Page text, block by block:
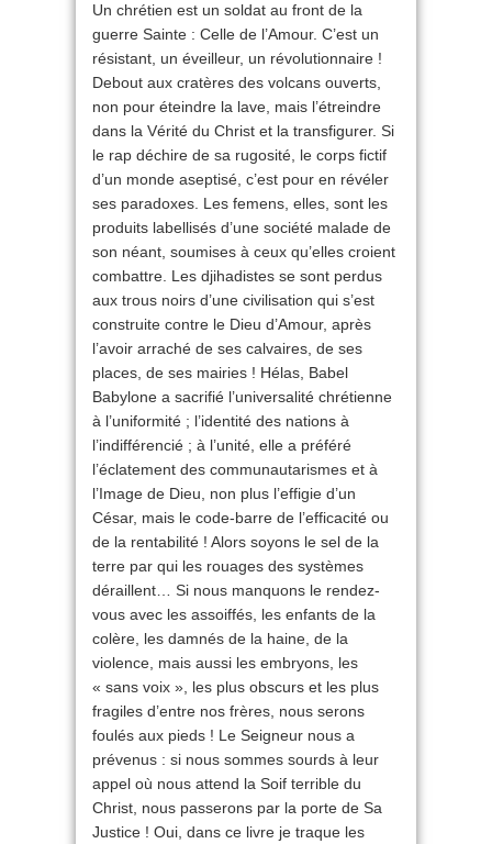
Un chrétien est un soldat au front de la
guerre Sainte : Celle de l’Amour. C’est un
résistant, un éveilleur, un révolutionnaire !
Debout aux cratères des volcans ouverts,
non pour éteindre la lave, mais l’étreindre
dans la Vérité du Christ et la transfigurer. Si
le rap déchire de sa rugosité, le corps fictif
d’un monde aseptisé, c’est pour en révéler
ses paradoxes. Les femens, elles, sont les
produits labellisés d’une société malade de
son néant, soumises à ceux qu’elles croient
combattre. Les djihadistes se sont perdus
aux trous noirs d’une civilisation qui s’est
construite contre le Dieu d’Amour, après
l’avoir arraché de ses calvaires, de ses
places, de ses mairies ! Hélas, Babel
Babylone a sacrifié l’universalité chrétienne
à l’uniformité ; l’identité des nations à
l’indifférencié ; à l’unité, elle a préféré
l’éclatement des communautarismes et à
l’Image de Dieu, non plus l’effigie d’un
César, mais le code-barre de l’efficacité ou
de la rentabilité ! Alors soyons le sel de la
terre par qui les rouages des systèmes
déraillent… Si nous manquons le rendez-
vous avec les assoiffés, les enfants de la
colère, les damnés de la haine, de la
violence, mais aussi les embryons, les
« sans voix », les plus obscurs et les plus
fragiles d’entre nos frères, nous serons
foulés aux pieds ! Le Seigneur nous a
prévenus : si nous sommes sourds à leur
appel où nous attend la Soif terrible du
Christ, nous passerons par la porte de Sa
Justice ! Oui, dans ce livre je traque les